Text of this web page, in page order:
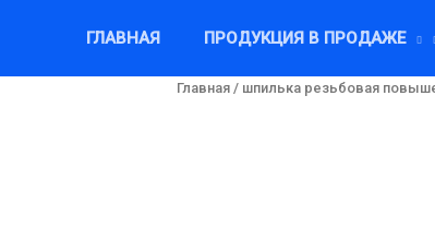
ГЛАВНАЯ ПРОДУКЦИЯ В ПРОДАЖЕ
Главная / шпилька резьбовая